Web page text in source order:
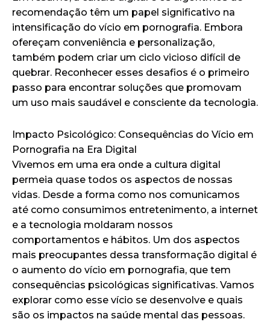
recomendação têm um papel significativo na
intensificação do vício em pornografia. Embora
ofereçam conveniência e personalização,
também podem criar um ciclo vicioso difícil de
quebrar. Reconhecer esses desafios é o primeiro
passo para encontrar soluções que promovam
um uso mais saudável e consciente da tecnologia.
Impacto Psicológico: Consequências do Vício em
Pornografia na Era Digital
Vivemos em uma era onde a cultura digital
permeia quase todos os aspectos de nossas
vidas. Desde a forma como nos comunicamos
até como consumimos entretenimento, a internet
e a tecnologia moldaram nossos
comportamentos e hábitos. Um dos aspectos
mais preocupantes dessa transformação digital é
o aumento do vício em pornografia, que tem
consequências psicológicas significativas. Vamos
explorar como esse vício se desenvolve e quais
são os impactos na saúde mental das pessoas.